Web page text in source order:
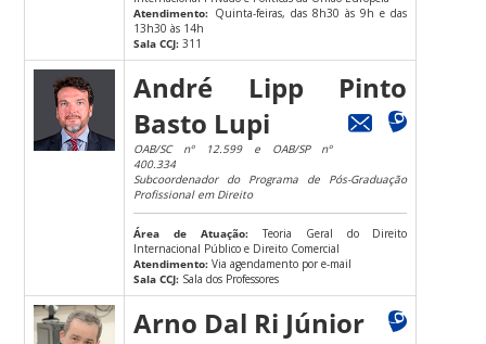
Atendimento: Quinta-feiras, das 8h30 às 9h e das
13h30 às 14h
Sala CCJ: 311
André Lipp Pinto
Basto Lupi
OAB/SC nº 12.599 e OAB/SP nº
400.334
Subcoordenador do Programa de Pós-Graduação
Profissional em Direito
Área de Atuação: Teoria Geral do Direito
Internacional Público e Direito Comercial
Atendimento: Via agendamento por e-mail
Sala CCJ: Sala dos Professores
Arno Dal Ri Júnior